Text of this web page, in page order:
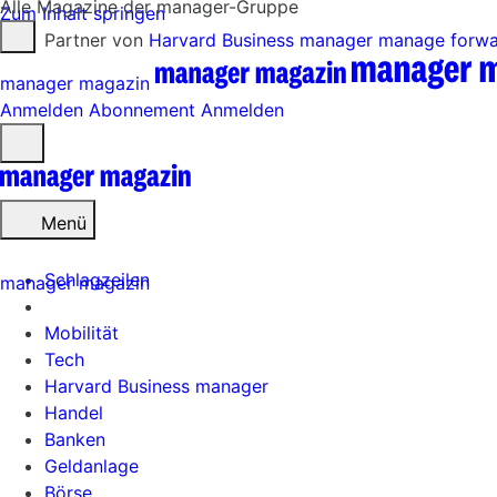
Zum Inhalt springen
Partner von Harvard Business manager manage
manager magazin
Anmelden Abonnement Anmelden
öffnen
Menü
Schlagzeilen
Mobilität
Tech
Harvard Business manager
Handel
Banken
Geldanlage
Börse
Alle Magazine der manager-Gruppe
manager magazin